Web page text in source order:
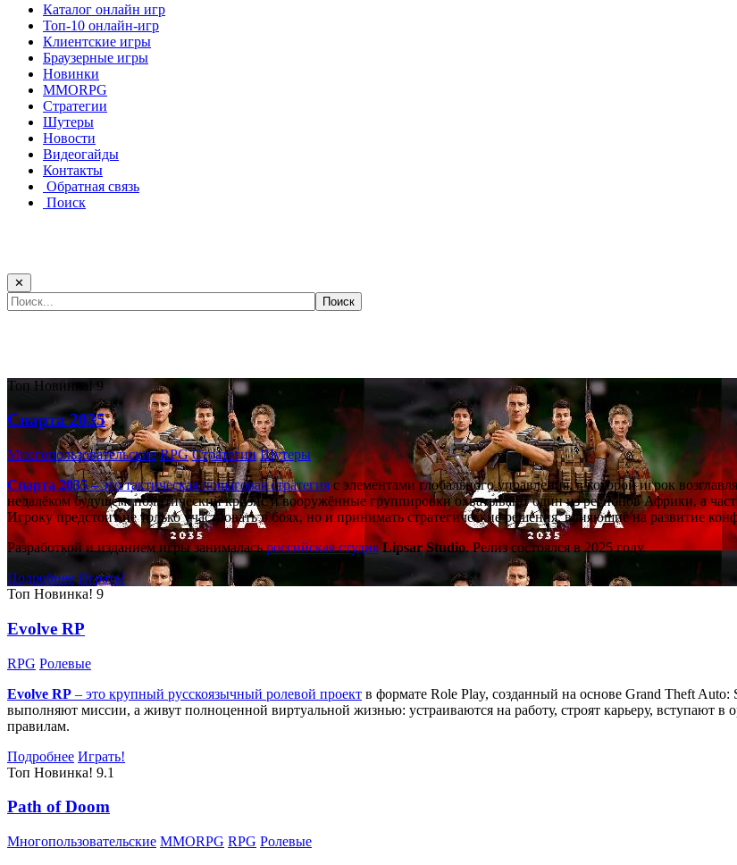
Каталог онлайн игр
Топ-10 онлайн-игр
Клиентские игры
Браузерные игры
Новинки
MMORPG
Стратегии
Шутеры
Новости
Видеогайды
Контакты
Обратная связь
Поиск
✕
Топ Новинка! 9
Спарта 2035
Многопользовательские RPG Стратегии Шутеры
Спарта 2035– это тактическаяпошаговая стратегияс элементами глобального управления, в которой игрок
недалёком будущем: политический кризис и вооружённые группировки охватывают один из регионов Африки, а
Игроку предстоит не только участвовать в боях, но и принимать стратегические решения, влияющие на развитие
Разработкой и изданием игры занималасьроссийская студия Lipsar Studio. Релиз состоялся в 2025 году.
Подробнее Играть!
Топ Новинка! 9
Evolve RP
RPG Ролевые
Evolve RP – это крупный русскоязычный ролевой проект в формате Role Play, созданный на основе Grand Theft
выполняют миссии, а живут полноценной виртуальной жизнью: устраиваются на работу, строят карьеру, вступают
правилам.
Подробнее Играть!
Топ Новинка! 9.1
Path of Doom
Многопользовательские MMORPG RPG Ролевые